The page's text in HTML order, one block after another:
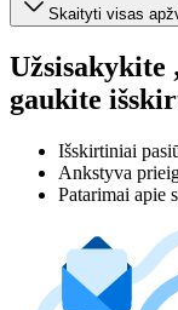
Skaityti visas
gaukite
Išskirtiniai
Ankstyva
Patarimai apie